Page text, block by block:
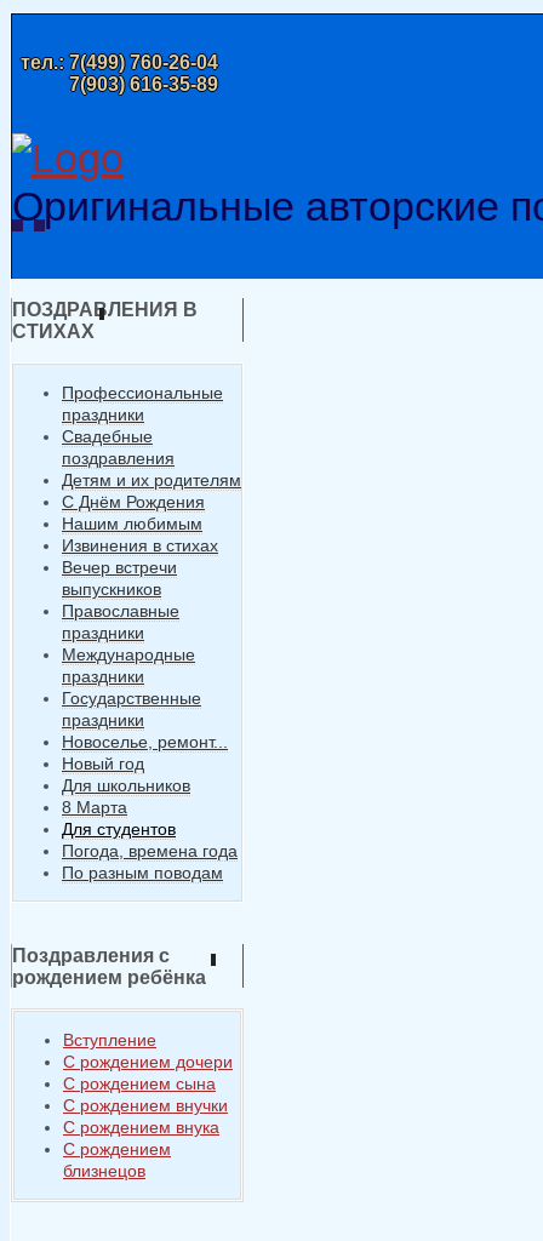
тел.:7(499) 760-26-04
7(903) 616-35-89
Оригинальные авторские
ПОЗДРАВЛЕНИЯ В
СТИХАХ
Профессиональные
праздники
Свадебные
поздравления
Детям и их родителям
С Днём Рождения
Нашим любимым
Извинения в стихах
Вечер встречи
выпускников
Православные
праздники
Международные
праздники
Государственные
праздники
Новоселье, ремонт...
Новый год
Для школьников
8 Марта
Для студентов
Погода, времена года
По разным поводам
Поздравления с
рождением ребёнка
Вступление
С рождением дочери
С рождением сына
С рождением внучки
С рождением внука
С рождением
близнецов